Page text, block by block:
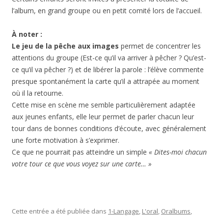
l’album, en grand groupe ou en petit comité lors de l’accueil.
À noter :
Le jeu de la pêche aux images permet de concentrer les
attentions du groupe (Est-ce qu’il va arriver à pêcher ? Qu’est-
ce qu’il va pêcher ?) et de libérer la parole : l’élève commente
presque spontanément la carte qu’il a attrapée au moment
où il la retourne.
Cette mise en scène me semble particulièrement adaptée
aux jeunes enfants, elle leur permet de parler chacun leur
tour dans de bonnes conditions d’écoute, avec généralement
une forte motivation à s’exprimer.
Ce que ne pourrait pas atteindre un simple « Dites-moi chacun
votre tour ce que vous voyez sur une carte… »
Cette entrée a été publiée dans 1-Langage, L'oral, Oralbums,